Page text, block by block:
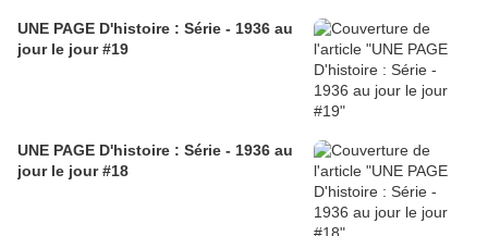
UNE PAGE D'histoire : Série - 1936 au
jour le jour #19
UNE PAGE D'histoire : Série - 1936 au
jour le jour #18